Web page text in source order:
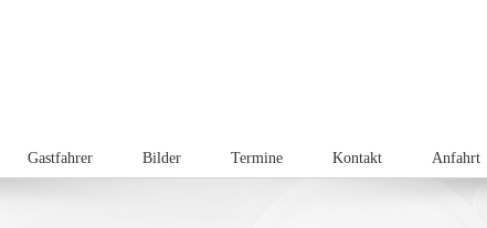
Gastfahrer Bilder Termine Kontakt Anfahrt